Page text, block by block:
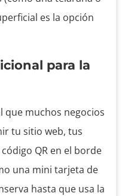
es la opción
para la
que muchos negocios
tu sitio web, tus
QR en el borde
una mini tarjeta de
hasta que usa la